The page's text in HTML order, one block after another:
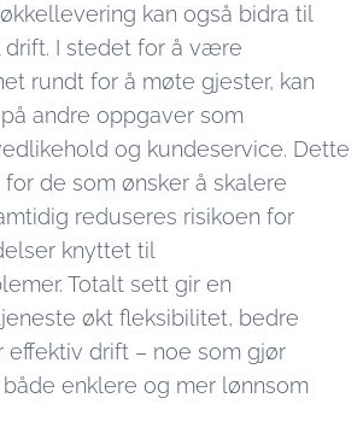
kan også bidra til
I stedet for å være
rundt for å møte gjester, kan
andre oppgaver som
og kundeservice. Dette
de som ønsker å skalere
reduseres risikoen for
knyttet til
Totalt sett gir en
økt fleksibilitet, bedre
effektiv drift – noe som gjør
enklere og mer lønnsom